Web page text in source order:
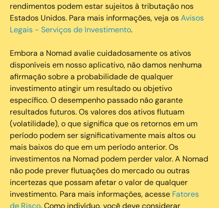
rendimentos podem estar sujeitos à tributação nos
Estados Unidos. Para mais informações, veja osAvisos
Legais - Serviços de Investimento.
Embora a Nomad avalie cuidadosamente os ativos
disponíveis em nosso aplicativo, não damos nenhuma
afirmação sobre a probabilidade de qualquer
investimento atingir um resultado ou objetivo
específico. O desempenho passado não garante
resultados futuros. Os valores dos ativos flutuam
(volatilidade), o que significa que os retornos em um
período podem ser significativamente mais altos ou
mais baixos do que em um período anterior. Os
investimentos na Nomad podem perder valor. A Nomad
não pode prever flutuações do mercado ou outras
incertezas que possam afetar o valor de qualquer
investimento. Para mais informações, acesse Fatores
de Risco. Como indivíduo, você deve considerar